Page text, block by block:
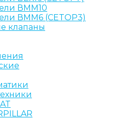
ВММ10
ВММ6 (CETOP3)
клапаны